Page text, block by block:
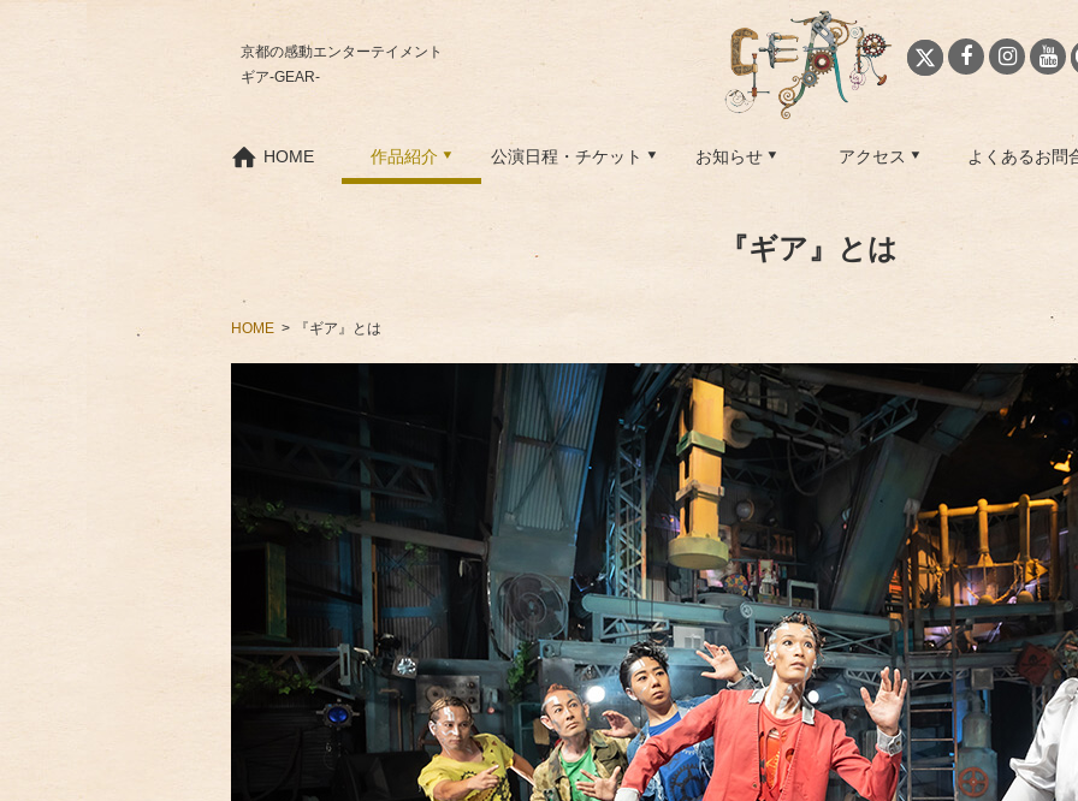
京都の感動エンターテイメント
ギア-GEAR-
HOME 作品紹介 公演日程・チケット お知らせ アクセス よくあるお問
『ギア』とは
HOME 『ギア』とは